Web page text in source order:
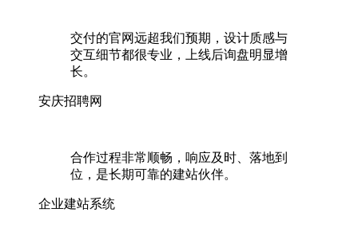
交付的官网远超我们预期，设计质感与
交互细节都很专业，上线后询盘明显增
长。
安庆招聘网
合作过程非常顺畅，响应及时、落地到
位，是长期可靠的建站伙伴。
企业建站系统